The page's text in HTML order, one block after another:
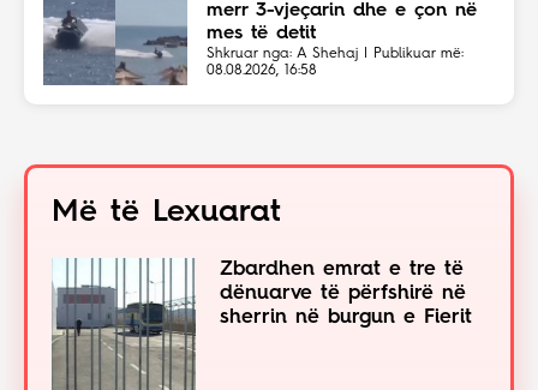
merr 3-vjeçarin dhe e çon në
mes të detit
Shkruar nga: A Shehaj | Publikuar më:
08.08.2026, 16:58
Më të Lexuarat
Zbardhen emrat e tre të
dënuarve të përfshirë në
sherrin në burgun e Fierit